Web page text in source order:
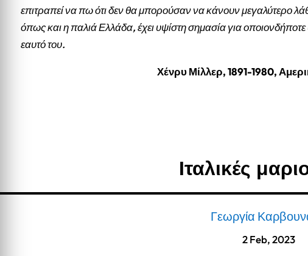
επιτραπεί να πω ότι δεν θα μπορούσαν να κάνουν μεγαλύτερο
όπως και η παλιά Ελλάδα, έχει υψίστη σημασία για οποιονδήποτε
εαυτό του.
Χένρυ Μίλλερ, 1891-1980,
Ιταλικές
Γεωργία
2 Feb, 2023